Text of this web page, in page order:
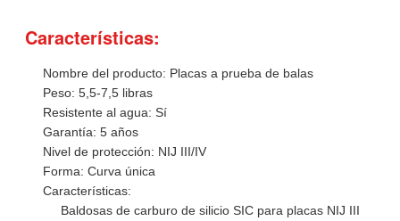
Características:
Nombre del producto: Placas a prueba de balas
Peso: 5,5-7,5 libras
Resistente al agua: Sí
Garantía: 5 años
Nivel de protección: NIJ III/IV
Forma: Curva única
Características:
Baldosas de carburo de silicio SIC para placas NIJ III